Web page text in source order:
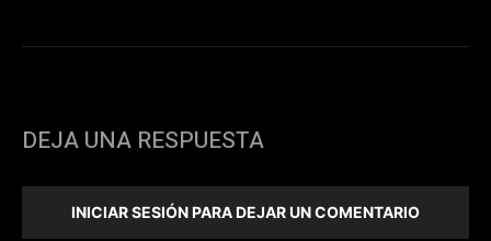
DEJA UNA RESPUESTA
INICIAR SESIÓN PARA DEJAR UN COMENTARIO